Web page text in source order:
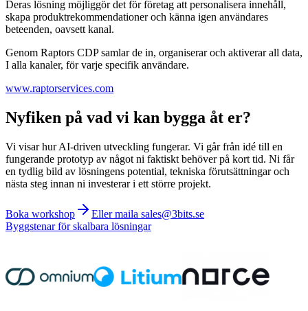
Deras lösning möjliggör det för företag att personalisera innehåll,
skapa produktrekommendationer och känna igen användares
beteenden, oavsett kanal.
Genom Raptors CDP samlar de in, organiserar och aktiverar all data,
I alla kanaler, för varje specifik användare.
www.raptorservices.com
Nyfiken på vad vi kan bygga åt er?
Vi visar hur AI-driven utveckling fungerar. Vi går från idé till en
fungerande prototyp av något ni faktiskt behöver på kort tid. Ni får
en tydlig bild av lösningens potential, tekniska förutsättningar och
nästa steg innan ni investerar i ett större projekt.
Boka workshop
Eller maila sales@3bits.se
Byggstenar för skalbara lösningar